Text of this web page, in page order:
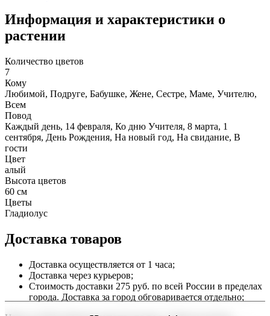
Информация и характеристики о
растении
Количество цветов
7
Кому
Любимой, Подруге, Бабушке, Жене, Сестре, Маме, Учителю,
Всем
Повод
Каждый день, 14 февраля, Ко дню Учителя, 8 марта, 1
сентября, День Рождения, На новый год, На свидание, В
гости
Цвет
алый
Высота цветов
60 см
Цветы
Гладиолус
Доставка товаров
Доставка осуществляется от 1 часа;
Доставка через курьеров;
Стоимость доставки 275 руб. по всей России в пределах
города. Доставка за город обговаривается отдельно;